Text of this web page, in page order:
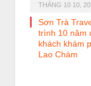
THÁNG 10 10,
Sơn Trà
trình 10 năm
khách khám
Lao Chàm